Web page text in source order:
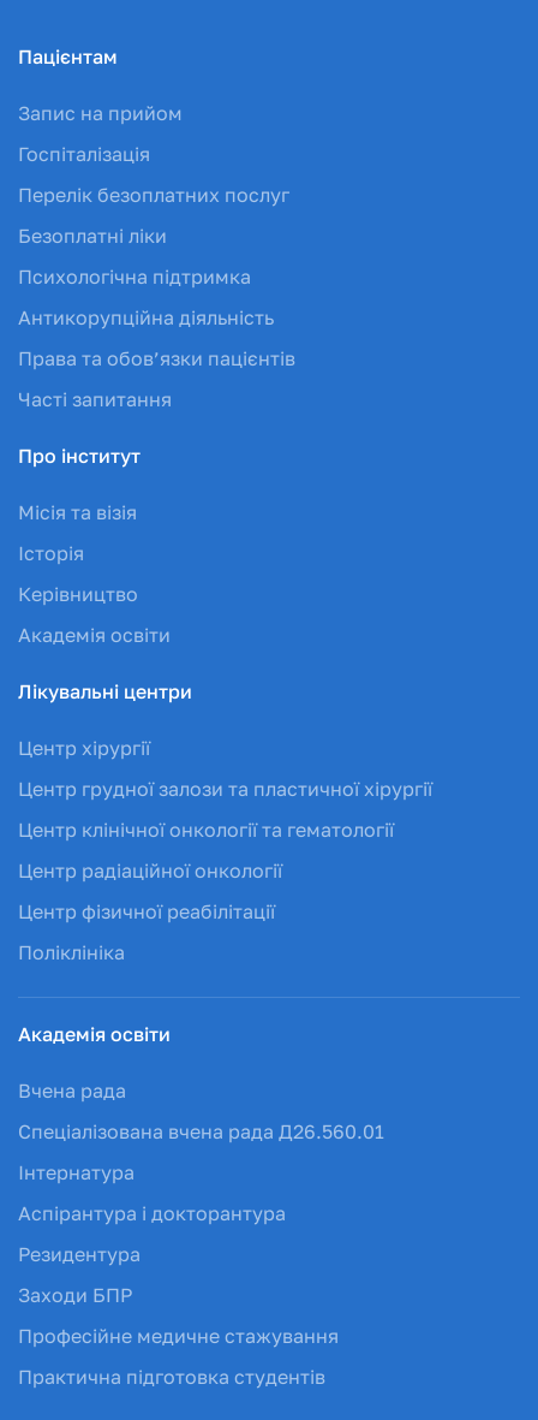
Пацієнтам
Запис на прийом
Госпіталізація
Перелік безоплатних послуг
Безоплатні ліки
Психологічна підтримка
Антикорупційна діяльність
Права та обов’язки пацієнтів
Часті запитання
Про інститут
Місія та візія
Історія
Керівництво
Академія освіти
Лікувальні центри
Центр хірургії
Центр грудної залози та пластичної хірургії
Центр клінічної онкології та гематології
Центр радіаційної онкології
Центр фізичної реабілітації
Поліклініка
Академія освіти
Вчена рада
Спеціалізована вчена рада Д26.560.01
Інтернатура
Аспірантура і докторантура
Резидентура
Заходи БПР
Професійне медичне стажування
Практична підготовка студентів